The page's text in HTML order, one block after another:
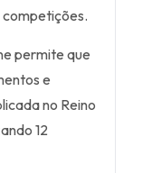
competições.
permite que
e
no Reino
12